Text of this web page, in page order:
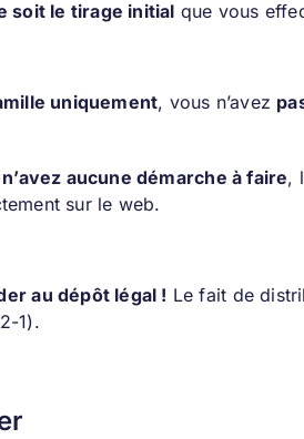
soit le tirage initial que vous
uniquement, vous n’avez
aucune démarche à faire,
sur le web.
au dépôt légal ! Le fait de
1).